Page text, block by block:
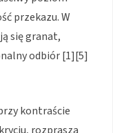
przekazu. W
się granat,
odbiór [1][5]
kontraście
rozprasza